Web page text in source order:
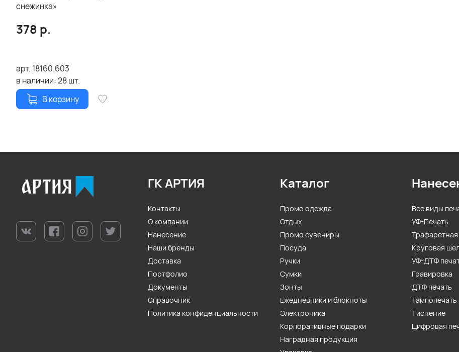
снежинка»
378 р.
арт. 18160.603
в наличии:28шт.
В корзину
ГК АРТИЯ
Контакты
О компании
Нанесение
Наши бренды
Доставка
Портфолио
Документы
Справочник
Политика конфиденциальности
Каталог
Промо одежда
Отдых
Промо сувениры
Посуда
Ручки
Сумки
Зонты
Ежедневники и блокноты
Электроника
Корпоративные подарки
Наградная продукция
Все виды
УФ-Печать
Трафаретная
Круговая
УФ-ДТФ
Гравировка
ДТФ печать
Тампопечать
Тиснение
Цифровая